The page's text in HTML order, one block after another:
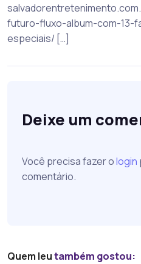
futuro-fluxo-album-com-13-
especiais/ […]
Deixe um
Você precisa fazer ologin
comentário.
Quem leutambém gostou: